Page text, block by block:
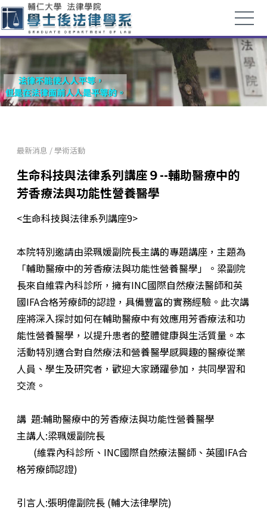
最新消息 /學術活動
生命科技與法律系列講座９--輔助醫療中的
芳香療法與功能性營養醫學
<生命科技與法律系列講座9>
本院特別邀請由梁珮媛副院長主講的專題講座，主題為
「輔助醫療中的芳香療法與功能性營養醫學」。梁副院
長來自維霖內科診所，擁有INC國際自然療法醫師和英
國IFA合格芳療師的認證，具備豐富的實務經驗。此次講
座將深入探討如何在輔助醫療中有效應用芳香療法和功
能性營養醫學，以提升患者的整體健康與生活質量。本
活動特別適合對自然療法和營養醫學感興趣的醫療從業
人員、學生及研究者，歡迎大家踴躍參加，共同學習和
交流。
講 題:輔助醫療中的芳香療法與功能性營養醫學
主講人:梁珮媛副院長
(維霖內科診所、INC國際自然療法醫師、英國IFA合
格芳療師認證)
引言人:張明偉副院長 (輔大法律學院)